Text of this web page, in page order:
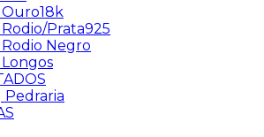
Ouro18k
Prata925
Negro
Pedraria